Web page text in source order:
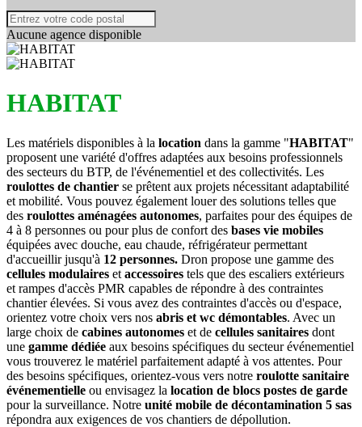
Aucune agence disponible
HABITAT
Les matériels disponibles à la location dans la gamme "HABITAT"
proposent une variété d'offres adaptées aux besoins professionnels
des secteurs du BTP, de l'événementiel et des collectivités. Les
roulottes de chantier se prêtent aux projets nécessitant adaptabilité
et mobilité. Vous pouvez également louer des solutions telles que
des roulottes aménagées autonomes, parfaites pour des équipes de
4 à 8 personnes ou pour plus de confort des bases vie mobiles
équipées avec douche, eau chaude, réfrigérateur permettant
d'accueillir jusqu'à 12 personnes. Dron propose une gamme des
cellules modulaires et accessoires tels que des escaliers extérieurs
et rampes d'accès PMR capables de répondre à des contraintes
chantier élevées. Si vous avez des contraintes d'accès ou d'espace,
orientez votre choix vers nos abris et wc démontables. Avec un
large choix de cabines autonomes et de cellules sanitaires dont
une gamme dédiée aux besoins spécifiques du secteur événementiel
vous trouverez le matériel parfaitement adapté à vos attentes. Pour
des besoins spécifiques, orientez-vous vers notre roulotte sanitaire
événementielle ou envisagez la location de blocs postes de garde
pour la surveillance. Notre unité mobile de décontamination 5 sas
répondra aux exigences de vos chantiers de dépollution.